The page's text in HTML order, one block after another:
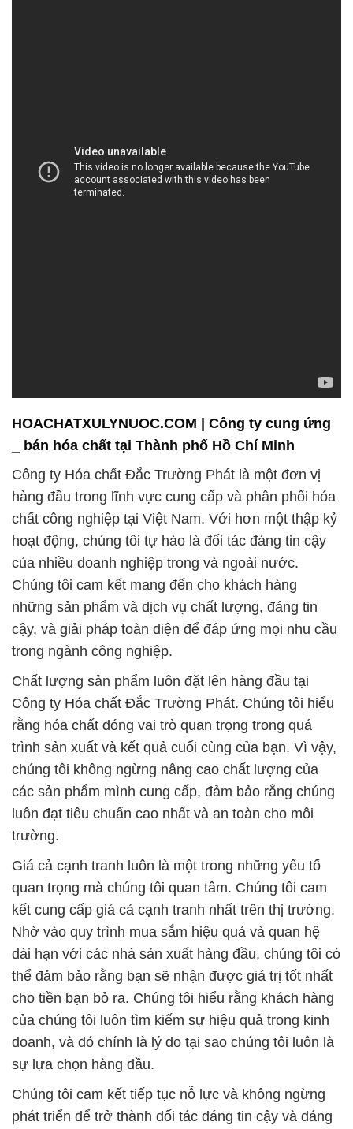
HOACHATXULYNUOC.COM | Công ty cung ứng
_ bán hóa chất tại Thành phố Hồ Chí Minh
Công ty Hóa chất Đắc Trường Phát là một đơn vị
hàng đầu trong lĩnh vực cung cấp và phân phối hóa
chất công nghiệp tại Việt Nam. Với hơn một thập kỷ
hoạt động, chúng tôi tự hào là đối tác đáng tin cậy
của nhiều doanh nghiệp trong và ngoài nước.
Chúng tôi cam kết mang đến cho khách hàng
những sản phẩm và dịch vụ chất lượng, đáng tin
cậy, và giải pháp toàn diện để đáp ứng mọi nhu cầu
trong ngành công nghiệp.
Chất lượng sản phẩm luôn đặt lên hàng đầu tại
Công ty Hóa chất Đắc Trường Phát. Chúng tôi hiểu
rằng hóa chất đóng vai trò quan trọng trong quá
trình sản xuất và kết quả cuối cùng của bạn. Vì vậy,
chúng tôi không ngừng nâng cao chất lượng của
các sản phẩm mình cung cấp, đảm bảo rằng chúng
luôn đạt tiêu chuẩn cao nhất và an toàn cho môi
trường.
Giá cả cạnh tranh luôn là một trong những yếu tố
quan trọng mà chúng tôi quan tâm. Chúng tôi cam
kết cung cấp giá cả cạnh tranh nhất trên thị trường.
Nhờ vào quy trình mua sắm hiệu quả và quan hệ
dài hạn với các nhà sản xuất hàng đầu, chúng tôi có
thể đảm bảo rằng bạn sẽ nhận được giá trị tốt nhất
cho tiền bạn bỏ ra. Chúng tôi hiểu rằng khách hàng
của chúng tôi luôn tìm kiếm sự hiệu quả trong kinh
doanh, và đó chính là lý do tại sao chúng tôi luôn là
sự lựa chọn hàng đầu.
Chúng tôi cam kết tiếp tục nỗ lực và không ngừng
phát triển để trở thành đối tác đáng tin cậy và đáng